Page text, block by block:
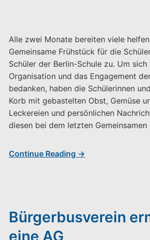
Alle zwei Monate bereiten viele
Gemeinsame Frühstück für die
Schüler der Berlin-Schule zu. Um
Organisation und das Engagement
bedanken, haben die Schülerinnen
Korb mit gebastelten Obst, Gemüse
Leckereien und persönlichen
diesen bei dem letzten
Continue Reading →
Bürgerbusverein
eine AG